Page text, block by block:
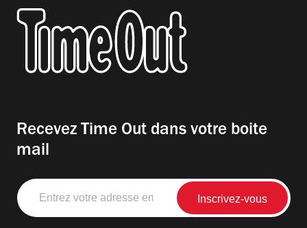
Recevez Time Out dans votre boite
mail
Entrez
votre
adresse